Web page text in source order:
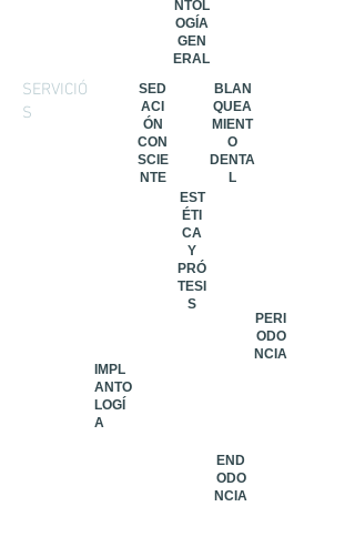
SERVICIÓ
S
END
ODO
NCIA
PERI
ODO
NCIA
BLAN
QUEA
MIENT
O
DENTA
L
EST
ÉTI
CA
Y
PRÓ
TESI
S
NTOL
OGÍA
GEN
ERAL
SED
ACI
ÓN
CON
SCIE
NTE
IMPL
ANTO
LOGÍ
A